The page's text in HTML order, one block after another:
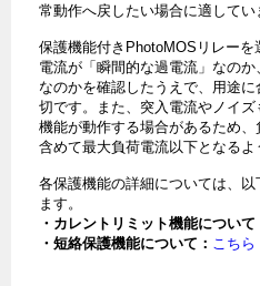
常動作へ戻したい場合に適してい
保護機能付きPhotoMOSリレー
電流が「瞬間的な過電流」なのか
なのかを確認したうえで、用途
切です。また、突入電流やノイ
機能が動作する場合があるため
含めて最大負荷電流以下となるよ
各保護機能の詳細については、
ます。
・カレントリミット機能について
・短絡保護機能について： こちら